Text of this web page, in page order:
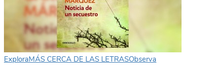
ExploraMÁS CERCA DE LAS LETRASObserva